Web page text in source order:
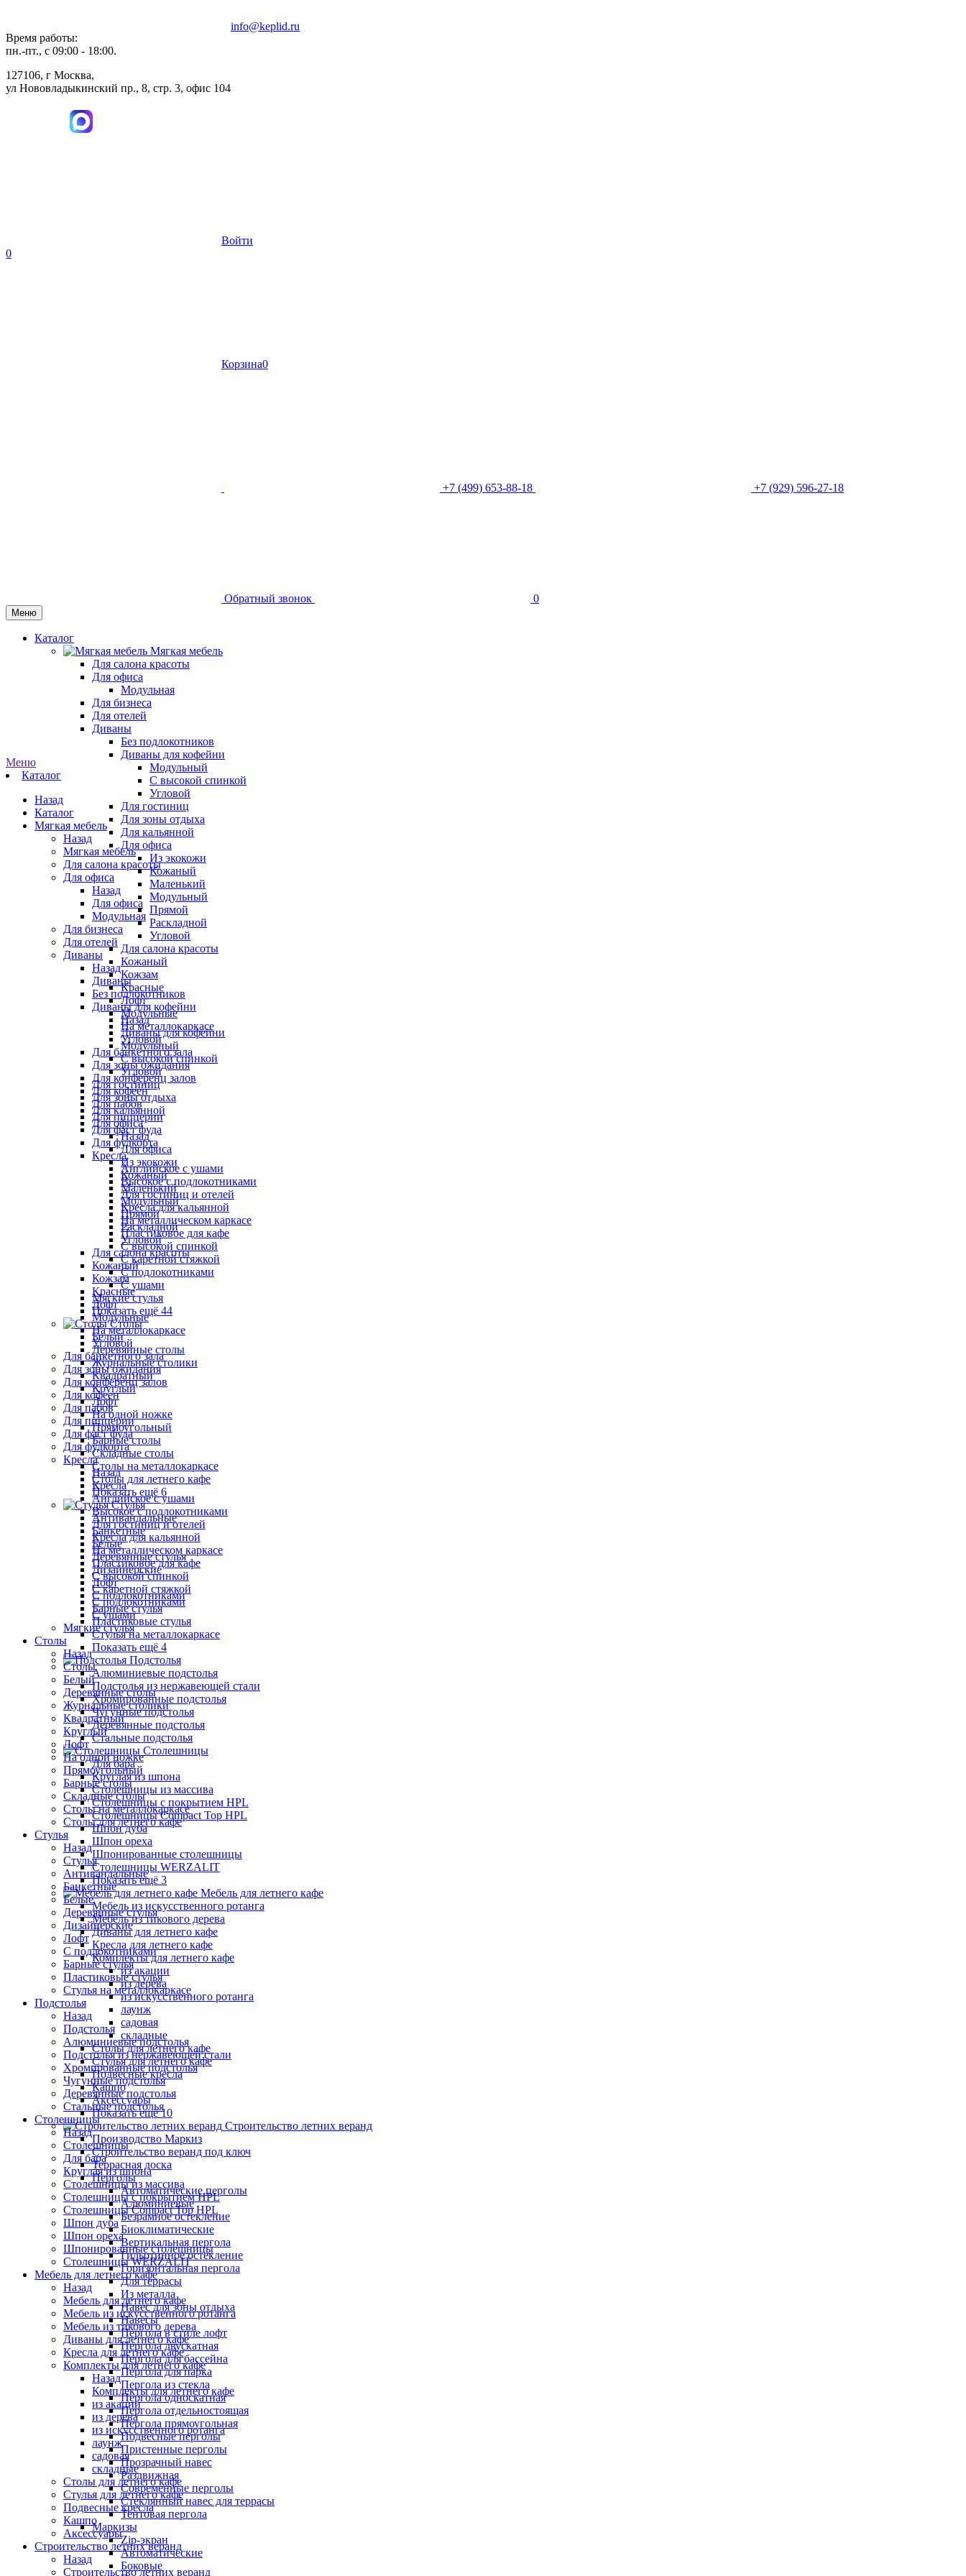
Время работы:
пн.-пт., с 09:00 - 18:00.
127106, г Москва,
ул Нововладыкинский пр., 8, стр. 3, офис 104
info@keplid.ru
Войти
0
Корзина0
+7 (499) 653-88-18 +7 (929) 596-27-18
Обратный звонок 0
Меню
Каталог
Мягкая мебель
Для салона красоты
Для офиса
Модульная
Для бизнеса
Для отелей
Диваны
Без подлокотников
Диваны для кофейни
Модульный
С высокой спинкой
Угловой
Для гостиниц
Для зоны отдыха
Для кальянной
Для офиса
Из экокожи
Кожаный
Маленький
Модульный
Прямой
Раскладной
Угловой
Для салона красоты
Кожаный
Кожзам
Красные
Лофт
Модульные
На металлокаркасе
Угловой
Для банкетного зала
Для зоны ожидания
Для конференц залов
Для кофеен
Для пабов
Для пиццерии
Для фаст фуда
Для фудкорта
Кресла
Английское с ушами
Высокое с подлокотниками
Для гостиниц и отелей
Кресла для кальянной
На металлическом каркасе
Пластиковое для кафе
С высокой спинкой
С каретной стяжкой
С подлокотниками
С ушами
Мягкие стулья
Показать ещё 44
Столы
Белый
Деревянные столы
Журнальные столики
Квадратный
Круглый
Лофт
На одной ножке
Прямоугольный
Барные столы
Складные столы
Столы на металлокаркасе
Столы для летнего кафе
Показать ещё 6
Стулья
Антивандальные
Банкетные
Белые
Деревянные стулья
Дизайнерские
Лофт
С подлокотниками
Барные стулья
Пластиковые стулья
Стулья на металлокаркасе
Показать ещё 4
Подстолья
Алюминиевые подстолья
Подстолья из нержавеющей стали
Хромированные подстолья
Чугунные подстолья
Деревянные подстолья
Стальные подстолья
Столешницы
Для бара
Круглая из шпона
Столешницы из массива
Столешницы с покрытием HPL
Столешницы Сompact Top HPL
Шпон дуба
Шпон ореха
Шпонированные столешницы
Столешницы WERZALIT
Показать ещё 3
Мебель для летнего кафе
Мебель из искусственного ротанга
Мебель из тикового дерева
Диваны для летнего кафе
Кресла для летнего кафе
Комплекты для летнего кафе
из акации
из дерева
из искусственного ротанга
лаунж
садовая
складные
Столы для летнего кафе
Стулья для летнего кафе
Подвесные кресла
Кашпо
Аксессуары
Показать ещё 10
Строительство летних веранд
Производство Маркиз
Строительство веранд под ключ
Террасная доска
Перголы
Автоматические перголы
Алюминиевые
Безрамное остекление
Биоклиматические
Вертикальная пергола
Гильотинное остекление
Горизонтальная пергола
Для террасы
Из металла
Навес для зоны отдыха
Навесы
Пергола в стиле лофт
Пергола двускатная
Пергола для бассейна
Пергола для парка
Пергола из стекла
Пергола односкатная
Пергола отдельностоящая
Пергола прямоугольная
Подвесные перголы
Пристенные перголы
Прозрачный навес
Раздвижная
Современные перголы
Стеклянный навес для террасы
Тентовая пергола
Маркизы
Zip-экран
Автоматические
Боковые
Меню
Каталог
Назад
Каталог
Мягкая мебель
Назад
Мягкая мебель
Для салона красоты
Для офиса
Назад
Для офиса
Модульная
Для бизнеса
Для отелей
Диваны
Назад
Диваны
Без подлокотников
Диваны для кофейни
Назад
Диваны для кофейни
Модульный
С высокой спинкой
Угловой
Для гостиниц
Для зоны отдыха
Для кальянной
Для офиса
Назад
Для офиса
Из экокожи
Кожаный
Маленький
Модульный
Прямой
Раскладной
Угловой
Для салона красоты
Кожаный
Кожзам
Красные
Лофт
Модульные
На металлокаркасе
Угловой
Для банкетного зала
Для зоны ожидания
Для конференц залов
Для кофеен
Для пабов
Для пиццерии
Для фаст фуда
Для фудкорта
Кресла
Назад
Кресла
Английское с ушами
Высокое с подлокотниками
Для гостиниц и отелей
Кресла для кальянной
На металлическом каркасе
Пластиковое для кафе
С высокой спинкой
С каретной стяжкой
С подлокотниками
С ушами
Мягкие стулья
Столы
Назад
Столы
Белый
Деревянные столы
Журнальные столики
Квадратный
Круглый
Лофт
На одной ножке
Прямоугольный
Барные столы
Складные столы
Столы на металлокаркасе
Столы для летнего кафе
Стулья
Назад
Стулья
Антивандальные
Банкетные
Белые
Деревянные стулья
Дизайнерские
Лофт
С подлокотниками
Барные стулья
Пластиковые стулья
Стулья на металлокаркасе
Подстолья
Назад
Подстолья
Алюминиевые подстолья
Подстолья из нержавеющей стали
Хромированные подстолья
Чугунные подстолья
Деревянные подстолья
Стальные подстолья
Столешницы
Назад
Столешницы
Для бара
Круглая из шпона
Столешницы из массива
Столешницы с покрытием HPL
Столешницы Сompact Top HPL
Шпон дуба
Шпон ореха
Шпонированные столешницы
Столешницы WERZALIT
Мебель для летнего кафе
Назад
Мебель для летнего кафе
Мебель из искусственного ротанга
Мебель из тикового дерева
Диваны для летнего кафе
Кресла для летнего кафе
Комплекты для летнего кафе
Назад
Комплекты для летнего кафе
из акации
из дерева
из искусственного ротанга
лаунж
садовая
складные
Столы для летнего кафе
Стулья для летнего кафе
Подвесные кресла
Кашпо
Аксессуары
Строительство летних веранд
Назад
Строительство летних веранд